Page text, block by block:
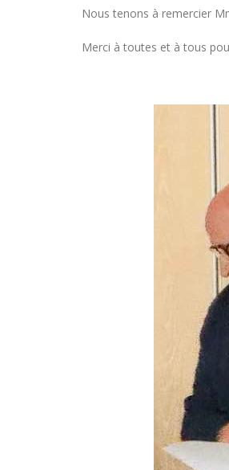
Nous tenons à remercier
Merci à toutes et à tous